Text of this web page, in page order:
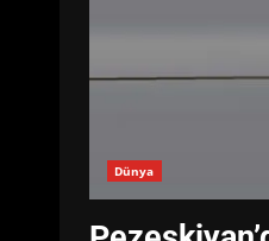
Dünya